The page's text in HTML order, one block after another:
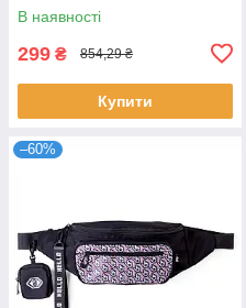
В наявності
299 ₴ 854,29 ₴
Купити
–60%